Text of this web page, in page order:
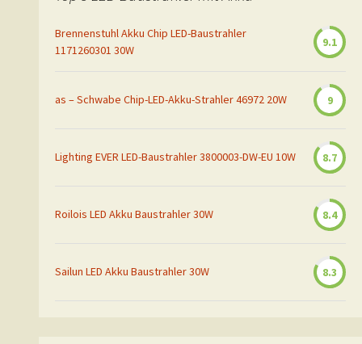
Brennenstuhl Akku Chip LED-Baustrahler
1171260301 30W
9.1
as – Schwabe Chip-LED-Akku-Strahler 46972 20W 9
Lighting EVER LED-Baustrahler 3800003-DW-EU 10W 8.7
Roilois LED Akku Baustrahler 30W 8.4
Sailun LED Akku Baustrahler 30W 8.3